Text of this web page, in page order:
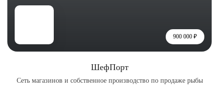
900 000 ₽
ШефПорт
Сеть магазинов и собственное производство по продаже рыбы